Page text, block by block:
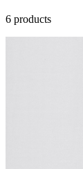
6 products